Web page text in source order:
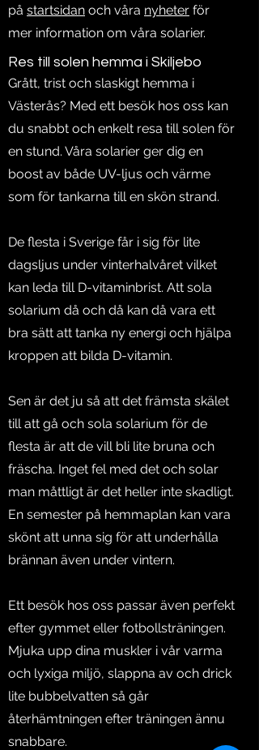
på startsidan och våra nyheter för
mer information om våra solarier.
Res till solen hemma i Skiljebo
Grått, trist och slaskigt hemma i
Västerås? Med ett besök hos oss kan
du snabbt och enkelt resa till solen för
en stund. Våra solarier ger dig en
boost av både UV-ljus och värme
som för tankarna till en skön strand.
De flesta i Sverige får i sig för lite
dagsljus under vinterhalvåret vilket
kan leda till D-vitaminbrist. Att sola
solarium då och då kan då vara ett
bra sätt att tanka ny energi och hjälpa
kroppen att bilda D-vitamin.
Sen är det ju så att det främsta skälet
till att gå och sola solarium för de
flesta är att de vill bli lite bruna och
fräscha. Inget fel med det och solar
man måttligt är det heller inte skadligt.
En semester på hemmaplan kan vara
skönt att unna sig för att underhålla
brännan även under vintern.
Ett besök hos oss passar även perfekt
efter gymmet eller fotbollsträningen.
Mjuka upp dina muskler i vår varma
och lyxiga miljö, slappna av och drick
lite bubbelvatten så går
återhämtningen efter träningen ännu
snabbare.